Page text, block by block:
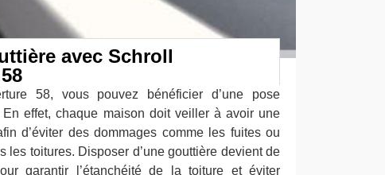
avec Schroll
58, vous pouvez bénéficier d’une pose
effet, chaque maison doit veiller à avoir une
d’éviter des dommages comme les fuites ou
les toitures. Disposer d’une gouttière devient de
garantir l’étanchéité de la toiture et éviter